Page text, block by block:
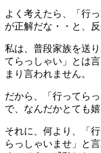
よく考えたら、「行
が正解だな・・と、
私は、普段家族を送
てらっしゃい」とは
まり言われません。
だから、「行ってら
で、なんだかとても嬉
それに、何より、「
らっしゃいませ」と